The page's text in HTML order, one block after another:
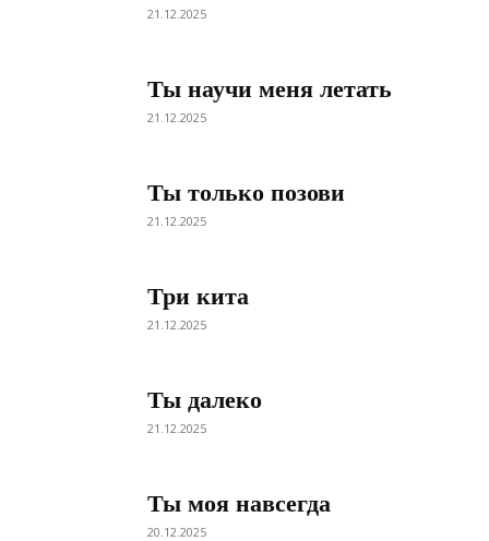
21.12.2025
Ты научи меня летать
21.12.2025
Ты только позови
21.12.2025
Три кита
21.12.2025
Ты далеко
21.12.2025
Ты моя навсегда
20.12.2025